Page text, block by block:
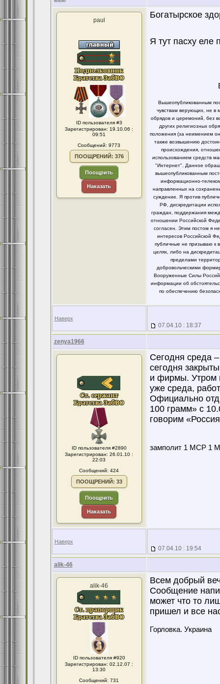
paul
ID пользователя #3
Зарегистрирован: 19.10.06 :
09:51
Сообщений: 9773
ПООЩРЕНИЙ: 376
Поощрить
Наказать
Богатырское
Я тут пасху еле
Вышеопубликованным
чувствам верующих, не в
обрядов и церемоний, без
других религиозных
положения (за неимением
также возвышению
происхождения,
использованием средств
"Интернет". Данное
вышеопубликованным
информационно-
направленных на
суждение. Я против
РФ, дискредитации
граждан, поддержания
отношении Российской
согласен. Этим постом я
интересов Российской
публичные не призываю к
целях, либо на
пределами
добровольческими
Вооруженные Силы
информации об
по обеспечению
Наверх
07.04.10 : 18:37
zenya1966
ID пользователя #2890
Зарегистрирован: 26.01.10 :
22:03
Сообщений: 424
ПООЩРЕНИЙ: 33
Поощрить
Наказать
Сегодня среда
сегодня
и фирмы. Утром
уже среда,
Официально
100 грамм» с
говорим
замполит 1 МСР 1
Наверх
07.04.10 : 19:54
alik-46
alik-46
ID пользователя #920
Зарегистрирован: 02.12.07 :
13:30
Сообщений: 731
Всем добрый
Сообщение
может что то
пришел и все
Горловка. Украина